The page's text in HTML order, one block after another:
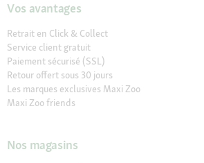
Vos avantages
Retrait en Click & Collect
Service client gratuit
Paiement sécurisé (SSL)
Retour offert sous 30 jours
Les marques exclusives Maxi Zoo
Maxi Zoo friends
Nos magasins